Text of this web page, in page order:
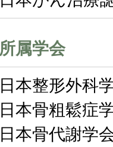
所属学会
日本整形外科
日本骨粗鬆症
日本骨代謝学